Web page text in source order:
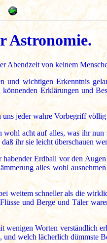
Astronomie.
Abendzeit von keinem
und wichtigen Erkenntnis
Erklärungen und
jeder wahre Vorbegriff
acht auf alles, was ihr
ihr sie leicht überschauen
Erdball vor den Augen
alles wohl
weitem schneller als die
und Berge und Täler
wenigen Worten verständlich
welch lächerlich dümmste